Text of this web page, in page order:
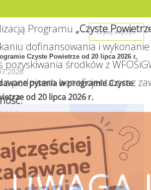
Programu „Czyste
dofinansowania i
pozyskiwania środków z
z podpisem beneficjenta oraz
czytaj więcej...
Czyste Powietrze od 20 lipca 2026 r.
pytania w programie Czyste
od 20 lipca 2026 r.